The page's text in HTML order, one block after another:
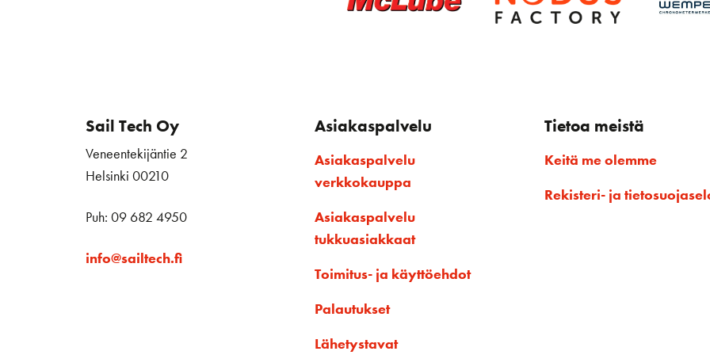
Sail Tech Oy
Veneentekijäntie 2
Helsinki 00210
Puh: 09 682 4950
info@sailtech.fi
Asiakaspalvelu
Asiakaspalvelu
verkkokauppa
Asiakaspalvelu
tukkuasiakkaat
Toimitus- ja käyttöehdot
Palautukset
Lähetystavat
Tietoa meistä
Keitä me olemme
Rekisteri- ja